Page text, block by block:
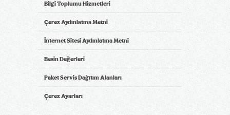
Bilgi Toplumu Hizmetleri
Çerez Aydınlatma Metni
İnternet Sitesi Aydınlatma Metni
Besin Değerleri
Paket Servis Dağıtım Alanları
Çerez Ayarları